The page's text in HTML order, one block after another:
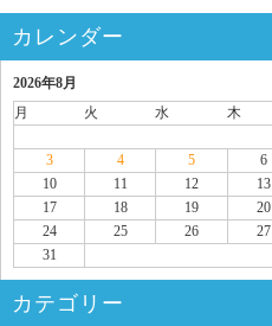
カレンダー
2026年8月
月
火 水 木
3
4 5 6
10
11 12 13
17
18 19 20
24
25 26 27
31
カテゴリー